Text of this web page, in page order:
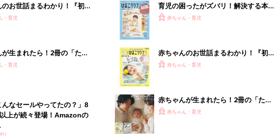
お世話まるわかり！『初め
クラブ 夏号』〈巻頭大特
・育児
生まれたら！2冊の「たま
・育児
んなセールやってたの？」8
上が続々登場！Amazonの
）
育児の困ったがズバリ！解決する本
『ひよこクラブ 秋号』 4カ月～2才
赤ちゃん・育児
赤ちゃんのお世話まるわかり！『初め
てのひよこクラブ 夏号』〈巻頭大特
赤ちゃん・育児
赤ちゃんが生まれたら！2冊の「たま
ひよ」
赤ちゃん・育児